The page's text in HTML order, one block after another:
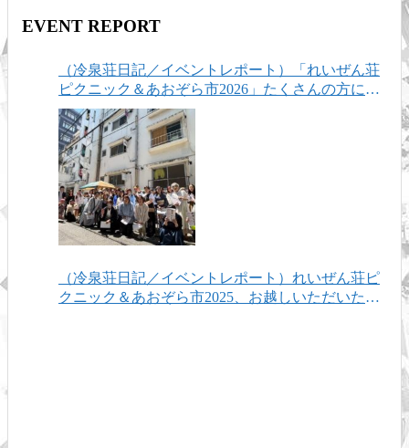
EVENT REPORT
（冷泉荘日記／イベントレポート）「れいぜん荘
ピクニック＆あおぞら市2026」たくさんの方にお
越しいただき、ありがとうございました！
（冷泉荘日記／イベントレポート）れいぜん荘ピ
クニック＆あおぞら市2025、お越しいただいたみ